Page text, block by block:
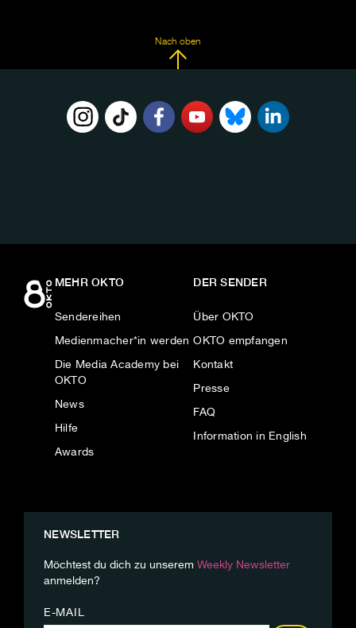
Nach oben
MEHR OKTO
Sendereihen
Medienmacher*in werden
Die Media Academy bei
OKTO
News
Hilfe
Awards
DER SENDER
Über OKTO
OKTO empfangen
Kontakt
Presse
FAQ
Information in English
NEWSLETTER
Möchtest du dich zu unserem Weekly Newsletter
anmelden?
E-MAIL